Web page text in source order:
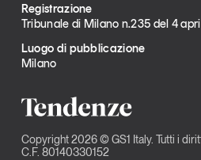
Registrazione
Tribunale di Milano n.235 del 4
Luogo di pubblicazione
Milano
Copyright 2026 © GS1 Italy. Tutti i
C.F. 80140330152